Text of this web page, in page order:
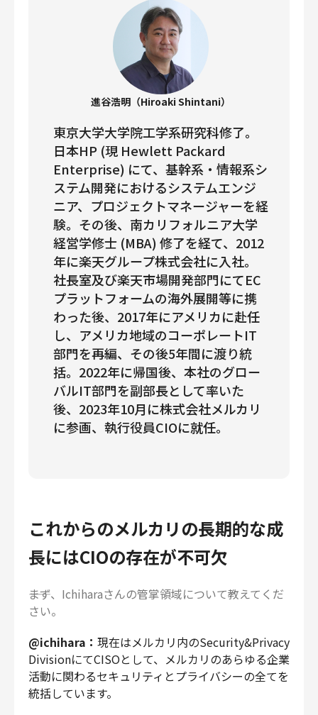
進谷浩明（Hiroaki Shintani）
東京大学大学院工学系研究科修了。
日本HP (現 Hewlett Packard
Enterprise) にて、基幹系・情報系シ
ステム開発におけるシステムエンジ
ニア、プロジェクトマネージャーを経
験。その後、南カリフォルニア大学
経営学修士 (MBA) 修了を経て、2012
年に楽天グループ株式会社に入社。
社長室及び楽天市場開発部門にてEC
プラットフォームの海外展開等に携
わった後、2017年にアメリカに赴任
し、アメリカ地域のコーポレートIT
部門を再編、その後5年間に渡り統
括。2022年に帰国後、本社のグロー
バルIT部門を副部長として率いた
後、2023年10月に株式会社メルカリ
に参画、執行役員CIOに就任。
これからのメルカリの長期的な成
長にはCIOの存在が不可欠
――まず、Ichiharaさんの管掌領域について教えてくだ
さい。
@ichihara： 現在はメルカリ内のSecurity&Privacy
DivisionにてCISOとして、メルカリのあらゆる企業
活動に関わるセキュリティとプライバシーの全てを
統括しています。